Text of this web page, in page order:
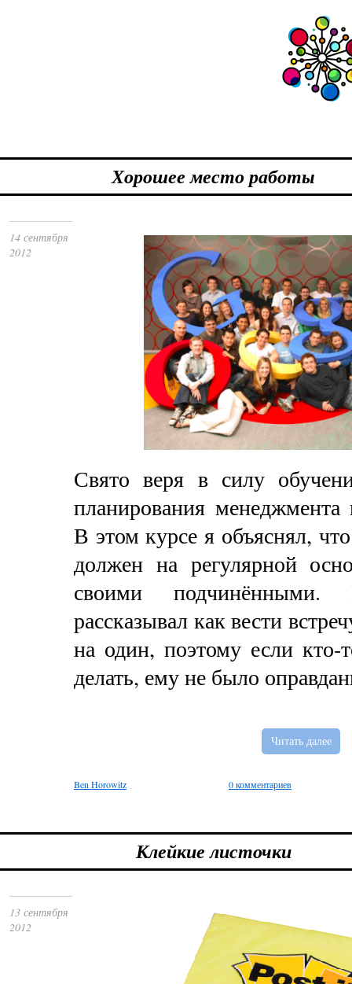
Хорошее место работы
14 сентября
2012
Свято веря в силу
планирования
В этом курсе я объяснял,
должен на регулярной
своими
рассказывал как вести
на один, поэтому если кто-
делать, ему не было
Читать далее
Ben Horowitz 0 комментариев
Клейкие листочки
13 сентября
2012